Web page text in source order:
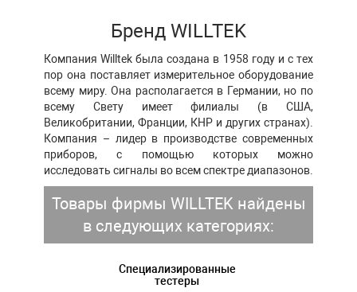
Бренд WILLTEK
Компания Willtek была создана в 1958 году и с тех
пор она поставляет измерительное оборудование
всему миру. Она располагается в Германии, но по
всему Свету имеет филиалы (в США,
Великобритании, Франции, КНР и других странах).
Компания – лидер в производстве современных
приборов, с помощью которых можно
исследовать сигналы во всем спектре диапазонов.
Товары фирмы WILLTEK найдены
в следующих категориях:
Специализированные
тестеры